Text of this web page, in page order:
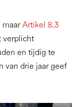
maarArtikel 8.3
verplicht
en tijdig te
van drie jaar geef